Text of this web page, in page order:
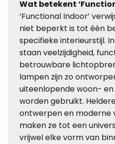
Wat betekent
‘Functional Indoor’
niet beperkt is tot één
specifieke interieurstijl.
staan veelzijdigheid,
betrouwbare
lampen zijn zo
uiteenlopende woon-
worden gebruikt.
ontwerpen en moderne
maken ze tot een
vrijwel elke vorm van